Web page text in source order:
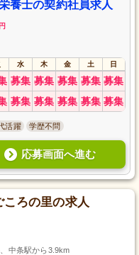
養士の契約社員求人
円
水 木 金 土 日
募集 募集 募集 募集 募集
募集 募集 募集 募集 募集
活躍 学歴不問
応募画面へ進む
ろの里の求人
中条駅から3.9km